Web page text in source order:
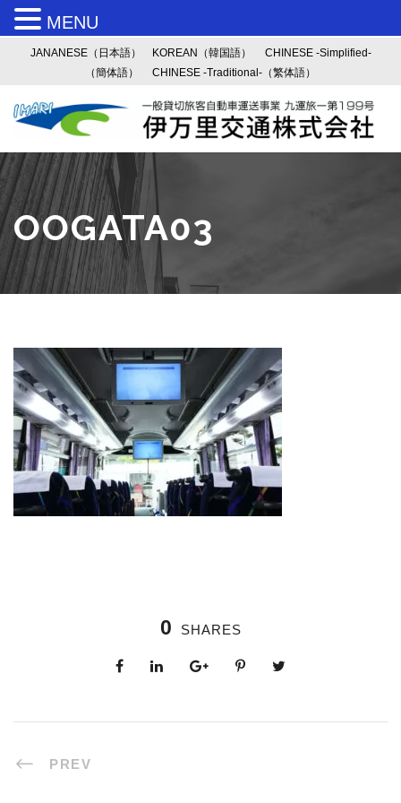
JANANESE（日本語） KOREAN（韓国語）
CHINESE -Simplified-
（簡体語）
CHINESE -Traditional-（繁体語）
OOGATA03
0 SHARES
PREV
MENU